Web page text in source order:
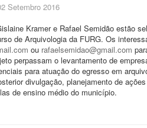
Setembro 2016
Kramer e Rafael Semidão estão
de Arquivologia da FURG. Os
ou rafaelsemidao@gmail.com
perpassam o levantamento de
para atuação do egresso em
divulgação, planejamento de
de ensino médio do município.